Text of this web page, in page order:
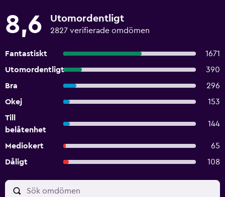
8,6 Utomordentligt
2827 verifierade omdömen
Fantastiskt
1671
Utomordentligt
390
Bra
296
Okej
153
Till
belåtenhet
144
Mediokert
65
Dåligt
108